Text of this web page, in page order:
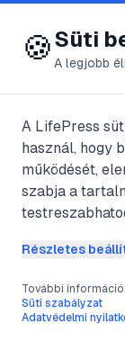
😍
@
2025.
Az
🍪Süti
A legjobb
A LifePress
használ, hogy
működését,
szabja a
Részletes
További információ:
Süti szabályzat
Adatvédelmi